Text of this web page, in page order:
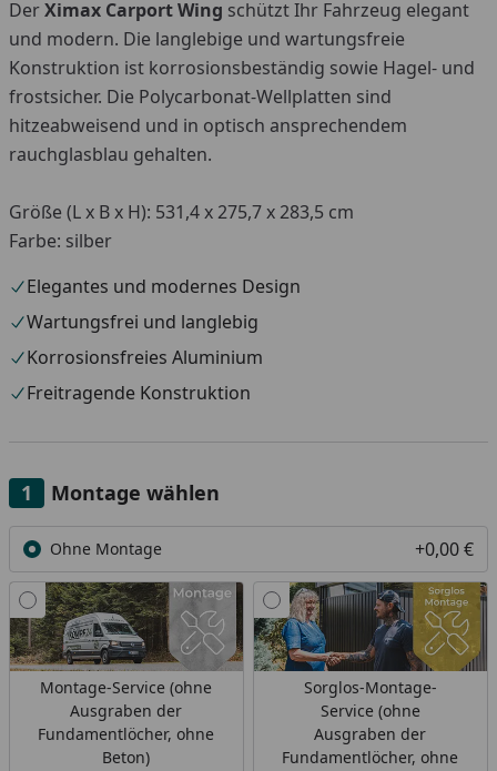
DerXimax Carport Wing schützt Ihr Fahrzeug elegant
und modern. Die langlebige und wartungsfreie
Konstruktion ist korrosionsbeständig sowie Hagel- und
frostsicher. Die Polycarbonat-Wellplatten sind
hitzeabweisend und in optisch ansprechendem
rauchglasblau gehalten.
Größe (L x B x H): 531,4 x 275,7 x 283,5 cm
Farbe: silber
Elegantes und modernes Design
Wartungsfrei und langlebig
Korrosionsfreies Aluminium
Freitragende Konstruktion
Montage wählen
Ohne Montage +0,00 €
Montage-Service (ohne
Ausgraben der
Fundamentlöcher, ohne
Beton)
Sorglos-Montage-
Service (ohne
Ausgraben der
Fundamentlöcher, ohne